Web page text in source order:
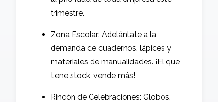
trimestre.
Zona Escolar: Adelántate a la
demanda de cuadernos, lápices y
materiales de manualidades. ¡El que
tiene stock, vende más!
Rincón de Celebraciones: Globos,